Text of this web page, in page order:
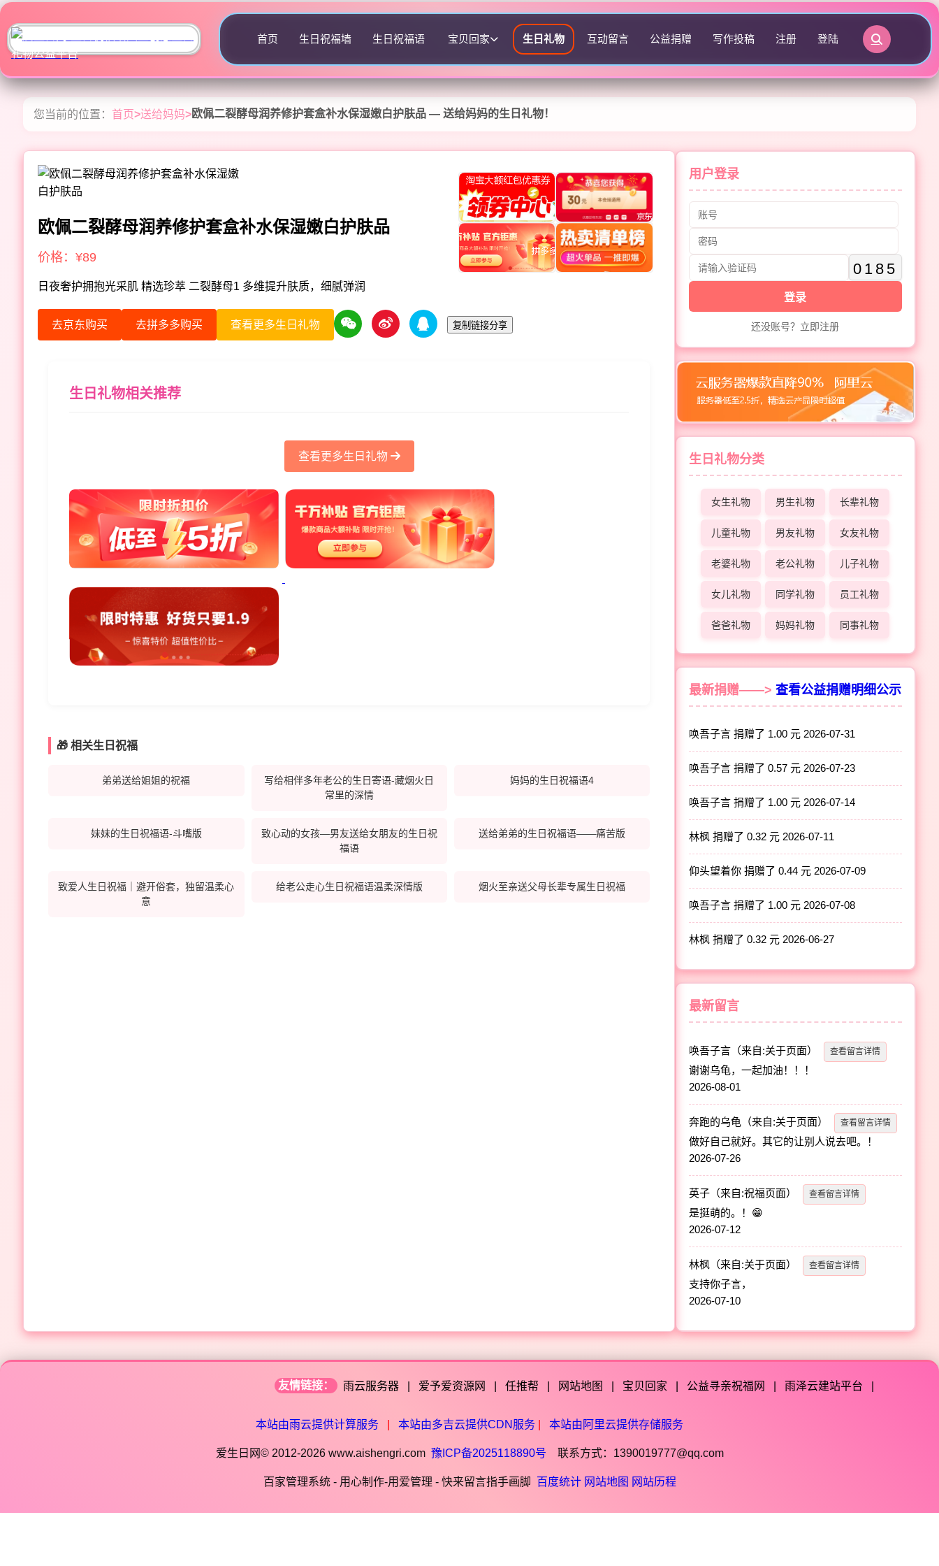
首页 生日祝福墙 生日祝福语 宝贝回家 生日礼物 互动留言 公益捐赠 写作投稿 注册 登陆
您当前的位置： 首页>送给妈妈>欧佩二裂酵母润养修护套盒补水保湿嫩白护肤品 — 送给妈妈的生日礼物！
欧佩二裂酵母润养修护套盒补水保湿嫩白护肤品
价格：¥89
日夜奢护拥抱光采肌 精选珍萃 二裂酵母1 多维提升肤质，细腻弹润
去京东购买 去拼多多购买 查看更多生日礼物 复制链接分享
生日礼物相关推荐
查看更多生日礼物
🎁 相关生日祝福
弟弟送给姐姐的祝福
写给相伴多年老公的生日寄语-藏烟火日
常里的深情
妈妈的生日祝福语4
妹妹的生日祝福语-斗嘴版
致心动的女孩—男友送给女朋友的生日祝
福语
送给弟弟的生日祝福语——痛苦版
致爱人生日祝福｜避开俗套，独留温柔心
意
给老公走心生日祝福语温柔深情版 烟火至亲送父母长辈专属生日祝福
用户登录
0185
登录
还没账号？立即注册
生日礼物分类
女生礼物 男生礼物 长辈礼物
儿童礼物 男友礼物 女友礼物
老婆礼物 老公礼物 儿子礼物
女儿礼物 同学礼物 员工礼物
爸爸礼物 妈妈礼物 同事礼物
最新捐赠——> 查看公益捐赠明细公示
唤吾子言 捐赠了 1.00 元 2026-07-31
唤吾子言 捐赠了 0.57 元 2026-07-23
唤吾子言 捐赠了 1.00 元 2026-07-14
林枫 捐赠了 0.32 元 2026-07-11
仰头望着你 捐赠了 0.44 元 2026-07-09
唤吾子言 捐赠了 1.00 元 2026-07-08
林枫 捐赠了 0.32 元 2026-06-27
最新留言
唤吾子言（来自:关于页面） 查看留言详情
谢谢乌龟，一起加油！！！
2026-08-01
奔跑的乌龟（来自:关于页面） 查看留言详情
做好自己就好。其它的让别人说去吧。！
2026-07-26
英子（来自:祝福页面） 查看留言详情
是挺萌的。！😁
2026-07-12
林枫 （来自:关于页面） 查看留言详情
支持你子言，
2026-07-10
友情链接： 雨云服务器 爱予爱资源网 任推帮 网站地图 宝贝回家 公益寻亲祝福网 雨泽云建站平台
本站由雨云提供计算服务 本站由多吉云提供CDN服务 本站由阿里云提供存储服务
爱生日网© 2012-2026 www.aishengri.com 豫ICP备2025118890号 联系方式：1390019777@qq.com
百家管理系统 - 用心制作-用爱管理 - 快来留言指手画脚 百度统计 网站地图 网站历程